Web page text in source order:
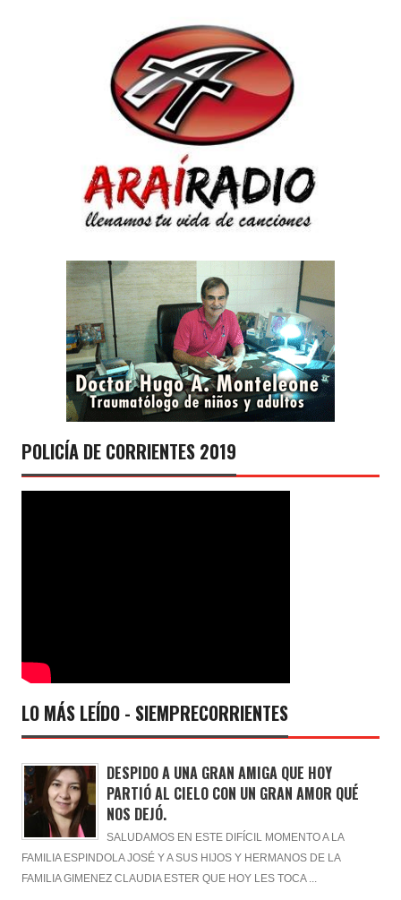
POLICÍA DE CORRIENTES 2019
LO MÁS LEÍDO - SIEMPRECORRIENTES
DESPIDO A UNA GRAN AMIGA QUE HOY
PARTIÓ AL CIELO CON UN GRAN AMOR QUÉ
NOS DEJÓ.
SALUDAMOS EN ESTE DIFÍCIL MOMENTO A LA
FAMILIA ESPINDOLA JOSÉ Y A SUS HIJOS Y HERMANOS DE LA
FAMILIA GIMENEZ CLAUDIA ESTER QUE HOY LES TOCA ...